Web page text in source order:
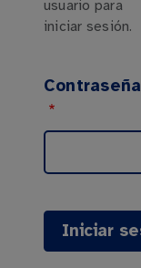
usuario para
iniciar sesión.
Contraseña